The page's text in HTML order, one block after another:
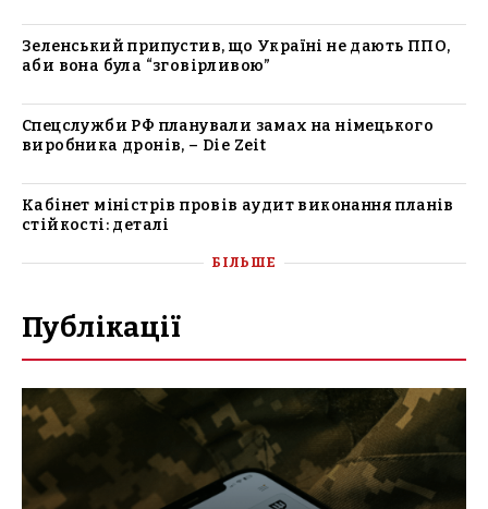
Зеленський припустив, що Україні не дають ППО,
аби вона була “зговірливою”
Спецслужби РФ планували замах на німецького
виробника дронів, – Die Zeit
Кабінет міністрів провів аудит виконання планів
стійкості: деталі
БІЛЬШЕ
Публікації